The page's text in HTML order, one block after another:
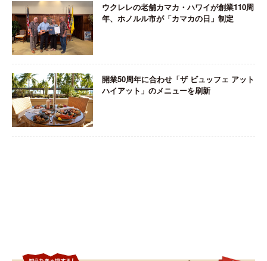
ウクレレの老舗カマカ・ハワイが創業110周
年、ホノルル市が「カマカの日」制定
開業50周年に合わせ「ザ ビュッフェ アット
ハイアット」のメニューを刷新